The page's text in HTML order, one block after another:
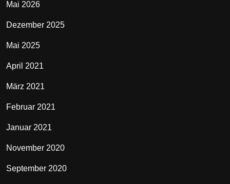
Mai 2026
Dezember 2025
Mai 2025
April 2021
März 2021
Februar 2021
Januar 2021
November 2020
September 2020